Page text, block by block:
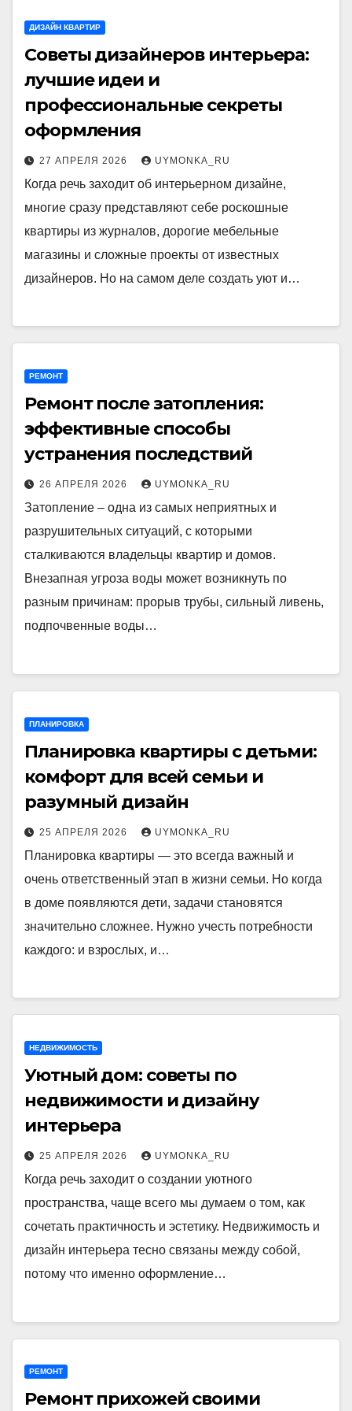
ДИЗАЙН КВАРТИР
Советы дизайнеров интерьера:
лучшие идеи и
профессиональные секреты
оформления
27 АПРЕЛЯ 2026 UYMONKA_RU
Когда речь заходит об интерьерном дизайне,
многие сразу представляют себе роскошные
квартиры из журналов, дорогие мебельные
магазины и сложные проекты от известных
дизайнеров. Но на самом деле создать уют и…
РЕМОНТ
Ремонт после затопления:
эффективные способы
устранения последствий
26 АПРЕЛЯ 2026 UYMONKA_RU
Затопление – одна из самых неприятных и
разрушительных ситуаций, с которыми
сталкиваются владельцы квартир и домов.
Внезапная угроза воды может возникнуть по
разным причинам: прорыв трубы, сильный ливень,
подпочвенные воды…
ПЛАНИРОВКА
Планировка квартиры с детьми:
комфорт для всей семьи и
разумный дизайн
25 АПРЕЛЯ 2026 UYMONKA_RU
Планировка квартиры — это всегда важный и
очень ответственный этап в жизни семьи. Но когда
в доме появляются дети, задачи становятся
значительно сложнее. Нужно учесть потребности
каждого: и взрослых, и…
НЕДВИЖИМОСТЬ
Уютный дом: советы по
недвижимости и дизайну
интерьера
25 АПРЕЛЯ 2026 UYMONKA_RU
Когда речь заходит о создании уютного
пространства, чаще всего мы думаем о том, как
сочетать практичность и эстетику. Недвижимость и
дизайн интерьера тесно связаны между собой,
потому что именно оформление…
РЕМОНТ
Ремонт прихожей своими